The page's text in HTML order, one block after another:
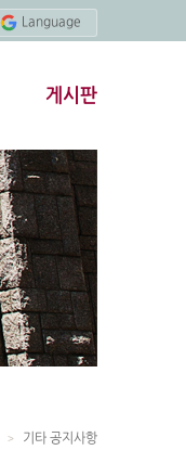
Language
게시판
기타 공지사항